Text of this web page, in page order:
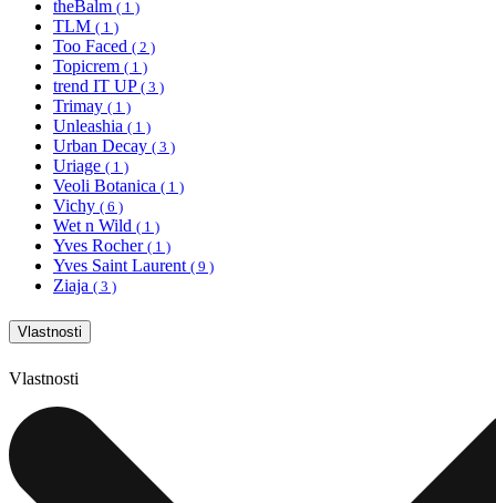
theBalm ( 1 )
TLM ( 1 )
Too Faced ( 2 )
Topicrem ( 1 )
trend IT UP ( 3 )
Trimay ( 1 )
Unleashia ( 1 )
Urban Decay ( 3 )
Uriage ( 1 )
Veoli Botanica ( 1 )
Vichy ( 6 )
Wet n Wild ( 1 )
Yves Rocher ( 1 )
Yves Saint Laurent ( 9 )
Ziaja ( 3 )
Vlastnosti
Vlastnosti